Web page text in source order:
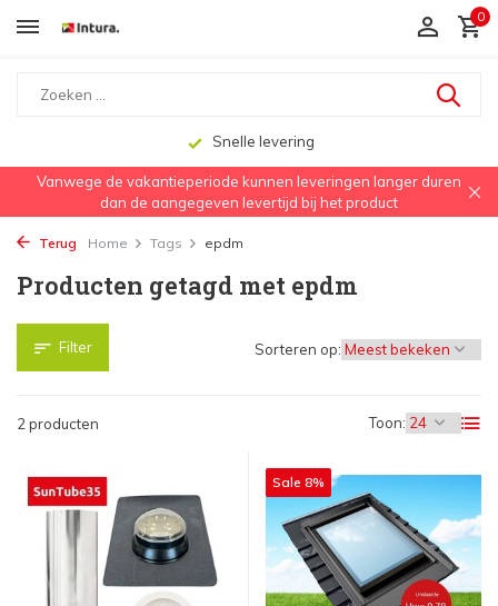
0
Snelle levering
Vanwege de vakantieperiode kunnen leveringen langer duren
dan de aangegeven levertijd bij het product
Terug Home Tags epdm
Producten getagd met epdm
Filter
2 producten Toon:
Sorteren op:
Sale 8%